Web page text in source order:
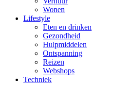
Wonen
Lifestyle
Eten en drinken
Gezondheid
Hulpmiddelen
Ontspanning
Reizen
Webshops
Techniek